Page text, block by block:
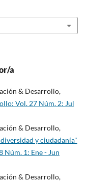
a
& Desarrollo,
Vol. 27 Núm. 2: Jul
& Desarrollo,
y ciudadanía"
Núm. 1: Ene - Jun
& Desarrollo,